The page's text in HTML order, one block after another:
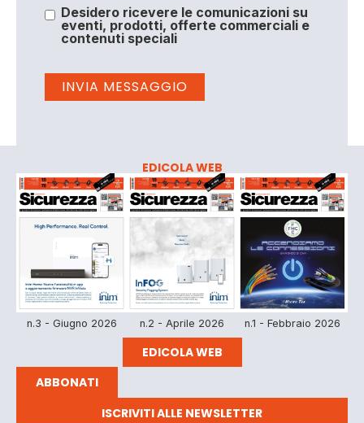
Desidero ricevere le comunicazioni su
eventi, prodotti, offerte commerciali e
contenuti speciali
EDICOLA WEB
n.3 - Giugno 2026 n.2 - Aprile 2026 n.1 - Febbraio 2026
EDICOLA WEB
ABBONATI
ISCRIVITI ALLE NEWSLETTER